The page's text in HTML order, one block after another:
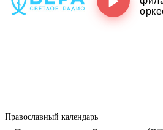
Православный календарь